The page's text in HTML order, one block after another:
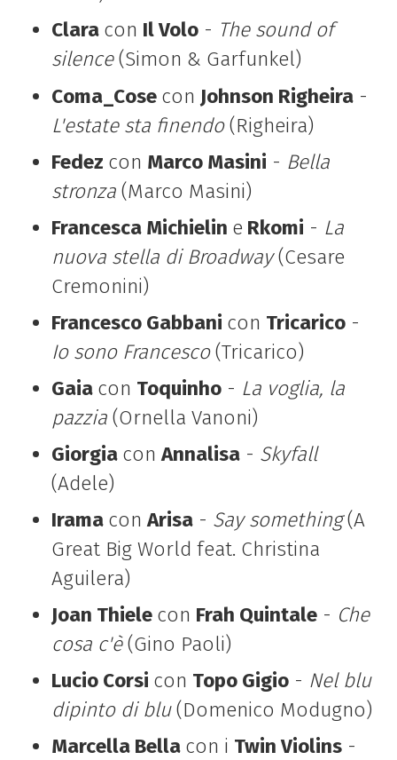
Clara con Il Volo- The sound of
silence(Simon & Garfunkel)
Coma_Cose con Johnson Righeira-
L'estate sta finendo(Righeira)
Fedez con Marco Masini - Bella
stronza(Marco Masini)
Francesca Michielin e Rkomi - La
nuova stella di Broadway(Cesare
Cremonini)
Francesco Gabbani con Tricarico-
Io sono Francesco(Tricarico)
Gaia con Toquinho- La voglia, la
pazzia(Ornella Vanoni)
Giorgia conAnnalisa- Skyfall
(Adele)
Irama conArisa- Say something(A
Great Big World feat. Christina
Aguilera)
Joan Thiele con Frah Quintale- Che
cosa c'è(Gino Paoli)
Lucio Corsi con Topo Gigio- Nel blu
dipinto di blu(Domenico Modugno)
Marcella Bella con i Twin Violins-